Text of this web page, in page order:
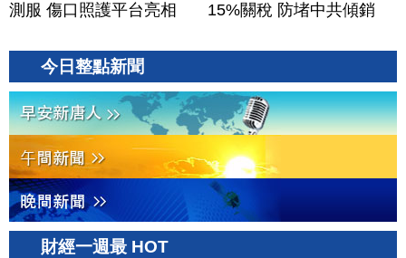
測服 傷口照護平台亮相
15%關稅 防堵中共傾銷
今日整點新聞
財經一週最 HOT